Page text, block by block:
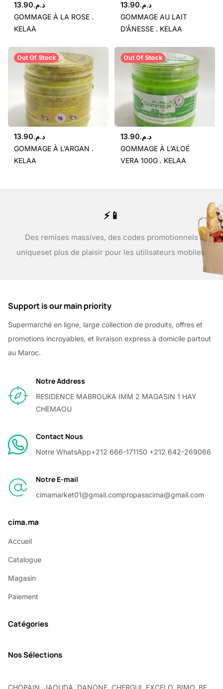
د.م.13.90
GOMMAGE À LA ROSE .
KELAA
د.م.13.90
GOMMAGE AU LAIT
D’ÂNESSE . KELAA
Out Of Stock
د.م.13.90
GOMMAGE À L’ARGAN .
KELAA
Out Of Stock
د.م.13.90
GOMMAGE À L’ALOÉ
VERA 100G . KELAA
⚡📱
Des remises massives, des codes promotionnels
uniqueset plus de plaisir pour les utilisateurs mobiles.
Support is our main priority
Supermarché en ligne, large collection de produits, offres et
promotions incroyables, et livraison express à domicile partout
au Maroc.
Notre Address
RESIDENCE MABROUKA IMM 2 MAGASIN 1 HAY
CHEMAOU
Contact Nous
Notre WhatsApp+212 666-171150 +212 642-269066
Notre E-mail
cimamarket01@gmail.compropasscima@gmail.com
cima.ma
Accueil
Catalogue
Magasin
Paiement
Catégories
Nos Sélections